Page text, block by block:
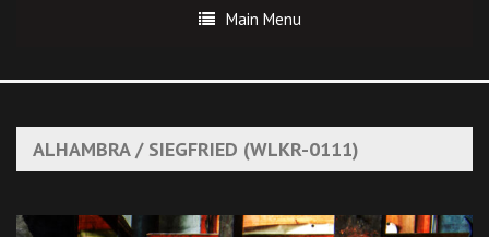
Main Menu
ALHAMBRA / SIEGFRIED (WLKR-0111)